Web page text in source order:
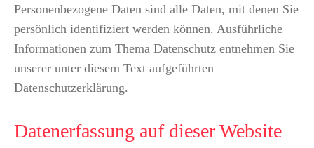
Personenbezogene Daten sind alle Daten, mit denen Sie
persönlich identifiziert werden können. Ausführliche
Informationen zum Thema Datenschutz entnehmen Sie
unserer unter diesem Text aufgeführten
Datenschutzerklärung.
Datenerfassung auf dieser Website